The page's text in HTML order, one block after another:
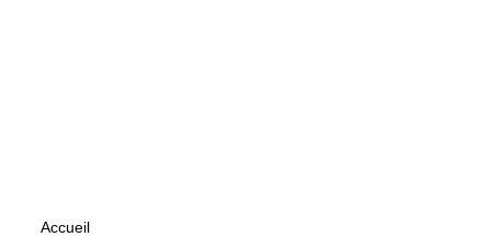
Accueil